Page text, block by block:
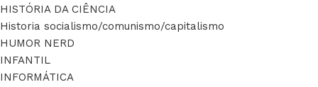
HISTÓRIA DA CIÊNCIA
Historia socialismo/comunismo/capitalismo
HUMOR NERD
INFANTIL
INFORMÁTICA